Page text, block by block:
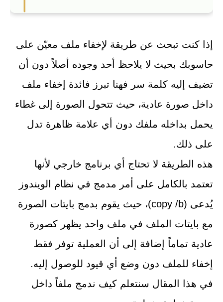
إذا كنت تبحث عن طريقة لإخفاء ملف معيّن على
حاسوبك بحيث لا يلاحظ أحد وجوده أصلاً دون أن
تضيف إليه كلمة سر فهنا تبرز فائدة إخفاء ملف
داخل صورة عادية، حيث تتحول الصورة إلى غطاء
يحمل بداخله ملفك دون أي علامة ظاهرة تدل
على ذلك.
هذه الطريقة لا تحتاج أي برنامج خارجي لأنها
تعتمد بالكامل على أمر مدمج في نظام الويندوز
يُدعى (copy /b)، حيث يقوم بدمج بايتات الصورة
مع بايتات الملف في ملف واحد يظهر كصورة
عادية تماماً إضافة إلى أن العملية توفر فقط
إخفاء للملف دون وضع أي قيود للوصول إليه.
في هذا المقال سنتعلم كيف ندمج ملفاً داخل